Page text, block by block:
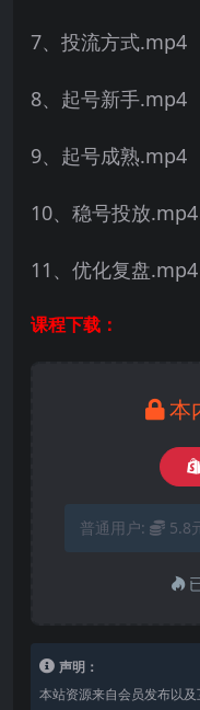
7、投流方式.mp4
8、起号新手.mp4
9、起号成熟.mp4
10、稳号投放.mp4
11、优化复盘.mp4
课程下载：
本
普通用户: 5.8
声明：
本站资源来自会员发布以